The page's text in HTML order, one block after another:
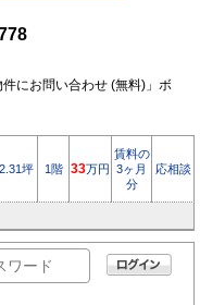
にお問い合わせ (無料)」ボ
坪 1階 33万円
賃料の
3ヶ月
分
応相談